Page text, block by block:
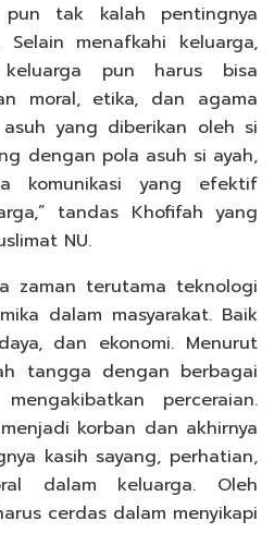
tak kalah pentingnya
menafkahi keluarga,
pun harus bisa
moral, etika, dan agama
yang diberikan oleh si
dengan pola asuh si ayah,
komunikasi yang efektif
tandas Khofifah yang
NU.
zaman terutama teknologi
dalam masyarakat. Baik
dan ekonomi. Menurut
tangga dengan berbagai
perceraian.
korban dan akhirnya
kasih sayang, perhatian,
dalam keluarga. Oleh
cerdas dalam menyikapi